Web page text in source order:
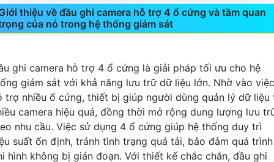
thiệu về đầu ghi camera hỗ trợ 4 ổ cứng và tầm quan
của nó trong hệ thống giám sát
ghi camera hỗ trợ 4 ổ cứng là giải pháp tối ưu cho hệ
giám sát với khả năng lưu trữ dữ liệu lớn. Nhờ vào việc
trợ nhiều ổ cứng, thiết bị giúp người dùng quản lý dữ liệu
camera hiệu quả, đồng thời mở rộng dung lượng lưu
nhu cầu. Việc sử dụng 4 ổ cứng giúp hệ thống duy trì
suất ổn định, tránh tình trạng quá tải, bảo đảm quá trình
hình không bị gián đoạn. Với thiết kế chắc chắn, đầu ghi